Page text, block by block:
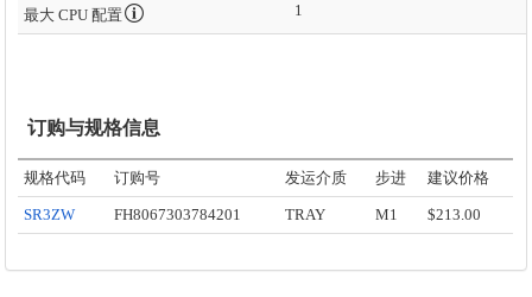
最大 CPU 配置 1
订购与规格信息
规格代码 订购号 发运介质 步进 建议价格
SR3ZW FH8067303784201 TRAY M1 $213.00